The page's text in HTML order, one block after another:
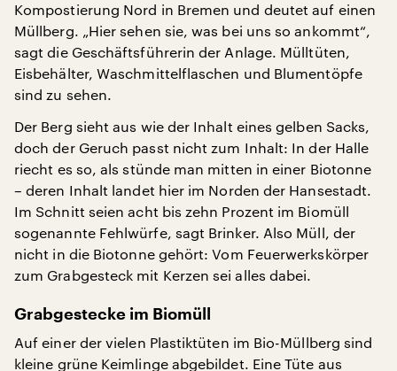
Kompostierung Nord in Bremen und deutet auf einen
Müllberg. „Hier sehen sie, was bei uns so ankommt“,
sagt die Geschäftsführerin der Anlage. Mülltüten,
Eisbehälter, Waschmittelflaschen und Blumentöpfe
sind zu sehen.
Der Berg sieht aus wie der Inhalt eines gelben Sacks,
doch der Geruch passt nicht zum Inhalt: In der Halle
riecht es so, als stünde man mitten in einer Biotonne
– deren Inhalt landet hier im Norden der Hansestadt.
Im Schnitt seien acht bis zehn Prozent im Biomüll
sogenannte Fehlwürfe, sagt Brinker. Also Müll, der
nicht in die Biotonne gehört: Vom Feuerwerkskörper
zum Grabgesteck mit Kerzen sei alles dabei.
Grabgestecke im Biomüll
Auf einer der vielen Plastiktüten im Bio-Müllberg sind
kleine grüne Keimlinge abgebildet. Eine Tüte aus